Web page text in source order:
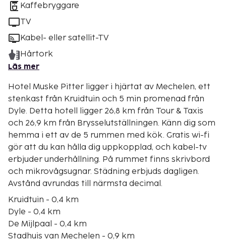
Kaffebryggare
TV
Kabel- eller satellit-TV
Hårtork
Läs mer
Hotel Muske Pitter ligger i hjärtat av Mechelen, ett
stenkast från Kruidtuin och 5 min promenad från
Dyle. Detta hotell ligger 26,8 km från Tour & Taxis
och 26,9 km från Brysselutställningen. Känn dig som
hemma i ett av de 5 rummen med kök. Gratis wi-fi
gör att du kan hålla dig uppkopplad, och kabel-tv
erbjuder underhållning. På rummet finns skrivbord
och mikrovågsugnar. Städning erbjuds dagligen.
Avstånd avrundas till närmsta decimal.
Kruidtuin - 0,4 km
Dyle - 0,4 km
De Mijlpaal - 0,4 km
Stadhuis van Mechelen - 0,9 km